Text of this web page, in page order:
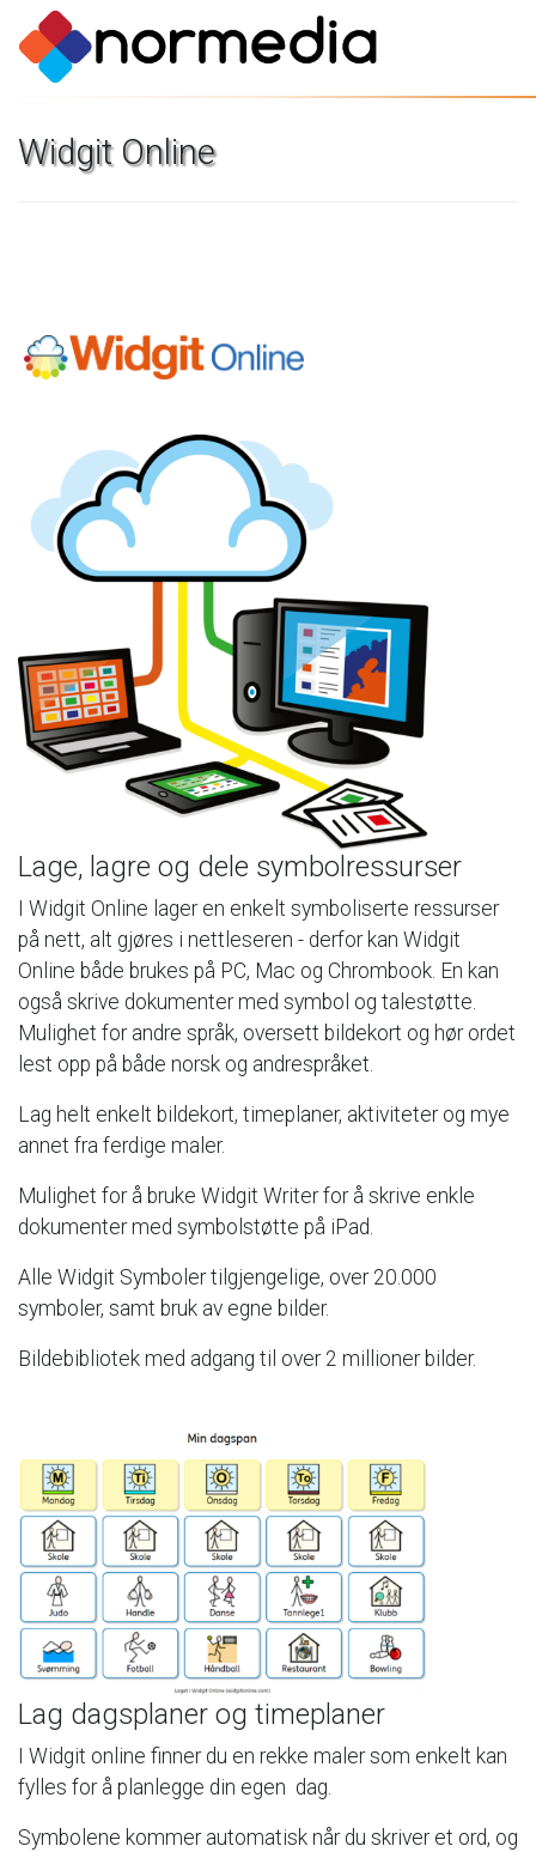
Widgit Online
Lage, lagre og dele symbolressurser
I Widgit Online lager en enkelt symboliserte ressurser
på nett, alt gjøres i nettleseren - derfor kan Widgit
Online både brukes på PC, Mac og Chrombook. En kan
også skrive dokumenter med symbol og talestøtte.
Mulighet for andre språk, oversett bildekort og hør ordet
lest opp på både norsk og andrespråket.
Lag helt enkelt bildekort, timeplaner, aktiviteter og mye
annet fra ferdige maler.
Mulighet for å bruke Widgit Writer for å skrive enkle
dokumenter med symbolstøtte på iPad.
Alle Widgit Symboler tilgjengelige, over 20.000
symboler, samt bruk av egne bilder.
Bildebibliotek med adgang til over 2 millioner bilder.
Lag dagsplaner og timeplaner
Widgit online finner du en rekke maler som enkelt kan
fylles for å planlegge din egen dag.
Symbolene kommer automatisk når du skriver et ord, og